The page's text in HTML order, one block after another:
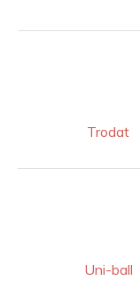
Trodat
Uni-ball